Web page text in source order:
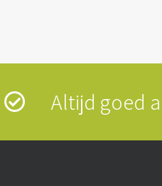
Altijd goed